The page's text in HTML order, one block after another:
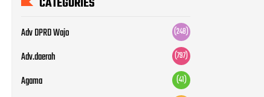
Adv DPRD Wajo (248)
Adv.daerah (797)
Agama (41)